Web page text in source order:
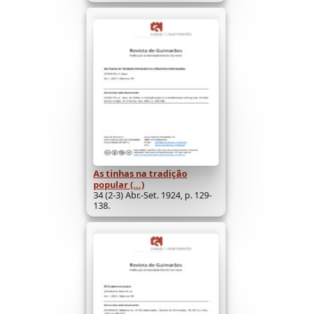
As tinhas na tradição
popular (...)
34 (2-3) Abr.-Set. 1924, p. 129-
138.